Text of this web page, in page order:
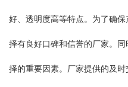
好、透明度高等特点。为了确
择有良好口碑和信誉的厂家。
择的重要因素。厂家提供的及